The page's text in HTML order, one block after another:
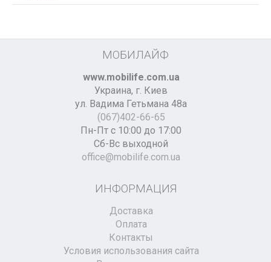
МОБИЛАЙФ
www.mobilife.com.ua
Украина, г. Киев
ул. Вадима Гетьмана 48а
(067)402-66-65
Пн-Пт с 10:00 до 17:00
Сб-Вс выходной
office@mobilife.com.ua
ИНФОРМАЦИЯ
Доставка
Оплата
Контакты
Условия использования сайта